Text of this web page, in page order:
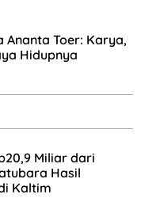
Toer: Karya,
Hidupnya
Miliar dari
Hasil
Kaltim